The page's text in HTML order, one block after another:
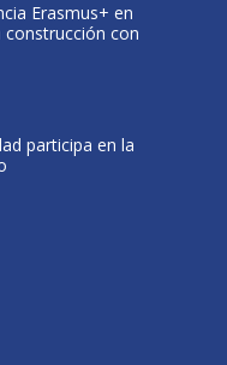
Erasmus+ en
construcción con
participa en la